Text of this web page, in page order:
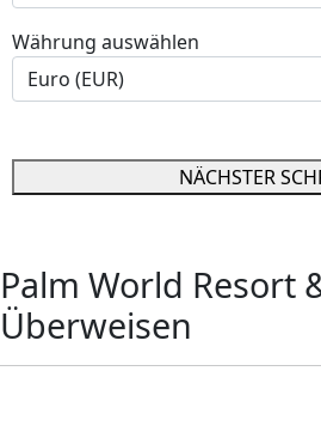
Währung auswählen
NÄCHSTER
Palm World Resort
Überweisen